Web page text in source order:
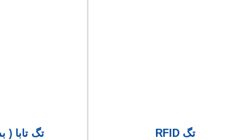
تگ RFID تگ تابا (